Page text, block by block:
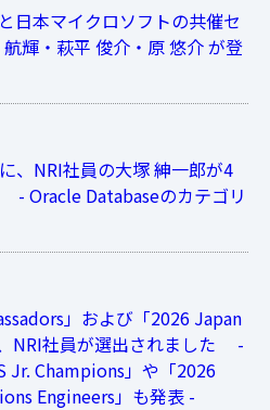
日本マイクロソフトの共催セ
輝・萩平 俊介・原 悠介 が登
、NRI社員の大塚 紳一郎が4
Oracle Databaseのカテゴリ
」および「2026 Japan
NRI社員が選出されました -
Jr. Champions」や「2026
Engineers」も発表 -